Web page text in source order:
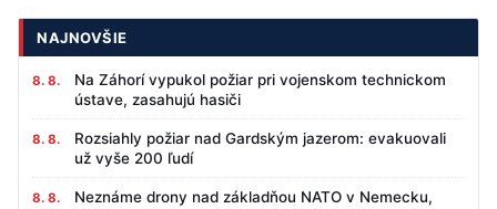
NAJNOVŠIE
8. 8.
Na Záhorí vypukol požiar pri vojenskom technickom
ústave, zasahujú hasiči
8. 8.
Rozsiahly požiar nad Gardským jazerom: evakuovali
už vyše 200 ľudí
8. 8.
Neznáme drony nad základňou NATO v Nemecku,